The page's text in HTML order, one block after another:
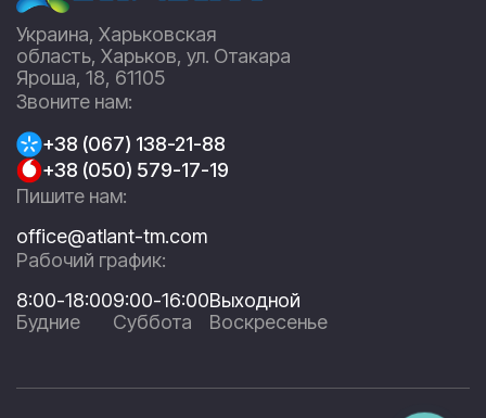
Украина, Харьковская
область, Харьков, ул. Отакара
Яроша, 18, 61105
Звоните нам:
+38 (067) 138-21-88
+38 (050) 579-17-19
Пишите нам:
office@atlant-tm.com
Рабочий график:
8:00-18:00
Будние
9:00-16:00
Суббота
Выходной
Воскресенье